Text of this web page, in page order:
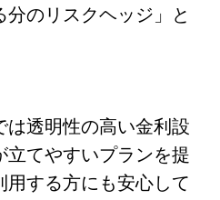
のリスクヘッジ」と
は透明性の高い金利設
立てやすいプランを提
する方にも安心して